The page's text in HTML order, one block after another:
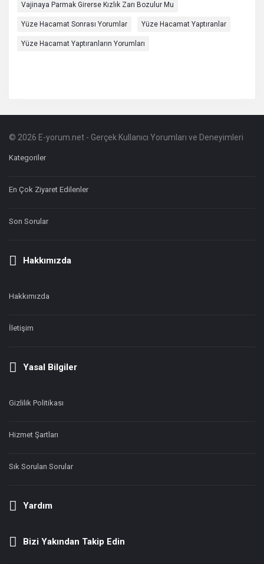
Vajinaya Parmak Girerse Kızlık Zarı Bozulur Mu
Yüze Hacamat Sonrası Yorumlar Yüze Hacamat Yaptıranlar
Yüze Hacamat Yaptıranların Yorumları
Footer
Hakkında
© 2026 E-yorum.net - Gerçek Kullanıcı Yorumları ve Deneyimleri
Kategoriler
En Çok Ziyaret Edilenler
Son Sorular
Hakkımızda
Hakkımızda
İletişim
Yasal Bilgiler
Gizlilik Politikası
Hizmet Şartları
Sık Sorulan Sorular
Yardım
Bizi Yakından Takip Edin